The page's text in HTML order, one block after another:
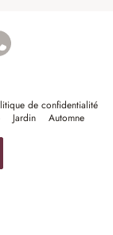
de confidentialité
Jardin
Automne